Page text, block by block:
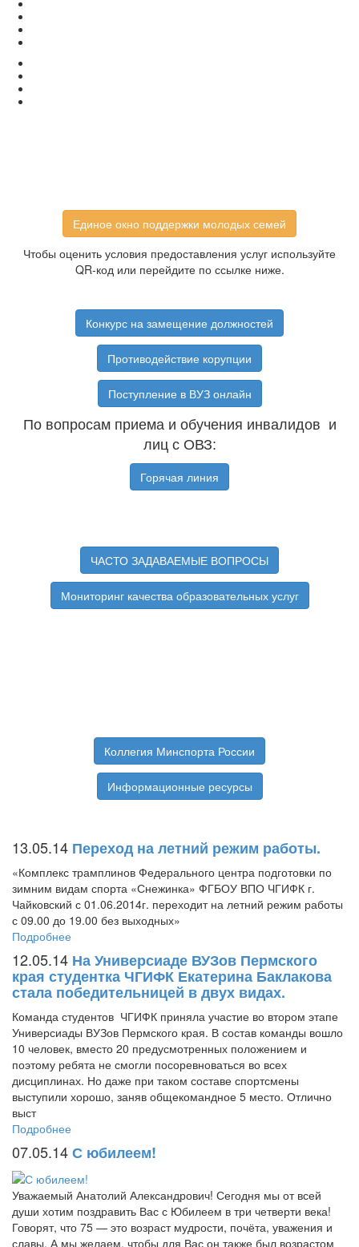
Единое окно поддержки молодых семей
Чтобы оценить условия предоставления услуг используйте
QR-код или перейдите по ссылке ниже.
Конкурс на замещение должностей
Противодействие корупции
Поступление в ВУЗ онлайн
По вопросам приема и обучения инвалидов и
лиц с ОВЗ:
Горячая линия
ЧАСТО ЗАДАВАЕМЫЕ ВОПРОСЫ
Мониторинг качества образовательных услуг
Коллегия Минспорта России
Информационные ресурсы
13.05.14 Переход на летний режим работы.
«Комплекс трамплинов Федерального центра подготовки по
зимним видам спорта «Снежинка» ФГБОУ ВПО ЧГИФК г.
Чайковский с 01.06.2014г. переходит на летний режим работы
с 09.00 до 19.00 без выходных»
Подробнее
12.05.14 На Универсиаде ВУЗов Пермского
края студентка ЧГИФК Екатерина Баклакова
стала победительницей в двух видах.
Команда студентов ЧГИФК приняла участие во втором этапе
Универсиады ВУЗов Пермского края. В состав команды вошло
10 человек, вместо 20 предусмотренных положением и
поэтому ребята не смогли посоревноваться во всех
дисциплинах. Но даже при таком составе спортсмены
выступили хорошо, заняв общекомандное 5 место. Отлично
выст
Подробнее
07.05.14С юбилеем!
Уважаемый Анатолий Александрович! Сегодня мы от всей
души хотим поздравить Вас с Юбилеем в три четверти века!
Говорят, что 75 — это возраст мудрости, почёта, уважения и
славы. А мы желаем, чтобы для Вас он также был возрастом